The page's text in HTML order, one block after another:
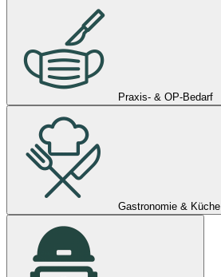
Praxis- & OP-Bedarf
Gastronomie & Küche